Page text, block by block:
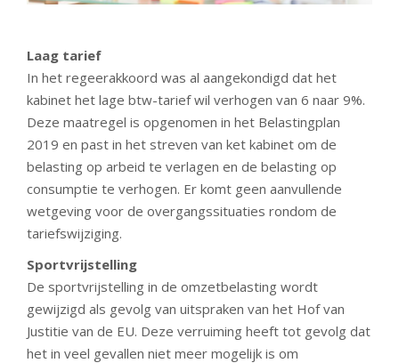
Laag tarief
In het regeerakkoord was al aangekondigd dat het
kabinet het lage btw-tarief wil verhogen van 6 naar 9%.
Deze maatregel is opgenomen in het Belastingplan
2019 en past in het streven van ket kabinet om de
belasting op arbeid te verlagen en de belasting op
consumptie te verhogen. Er komt geen aanvullende
wetgeving voor de overgangssituaties rondom de
tariefswijziging.
Sportvrijstelling
De sportvrijstelling in de omzetbelasting wordt
gewijzigd als gevolg van uitspraken van het Hof van
Justitie van de EU. Deze verruiming heeft tot gevolg dat
het in veel gevallen niet meer mogelijk is om